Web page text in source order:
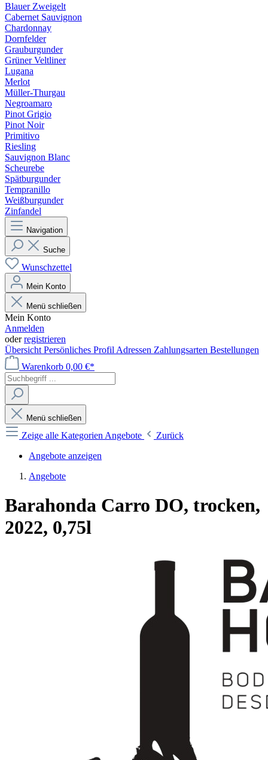
Blauer Zweigelt
Cabernet Sauvignon
Chardonnay
Dornfelder
Grauburgunder
Grüner Veltliner
Lugana
Merlot
Müller-Thurgau
Negroamaro
Pinot Grigio
Pinot Noir
Primitivo
Riesling
Sauvignon Blanc
Scheurebe
Spätburgunder
Tempranillo
Weißburgunder
Zinfandel
Navigation
Suche
Wunschzettel
Mein Konto
Menü schließen
Mein Konto
Anmelden
oderregistrieren
Übersicht Persönliches Profil Adressen Zahlungsarten Bestellungen
Warenkorb 0,00 €*
Menü schließen
Zeige alle Kategorien Angebote
Zurück
Angebote anzeigen
Angebote
Barahonda Carro DO, trocken,
2022, 0,75l